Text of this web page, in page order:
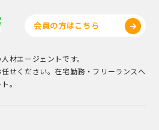
会員の方はこちら
材エージェントです。
せください。在宅勤務・フリーランスへ
。